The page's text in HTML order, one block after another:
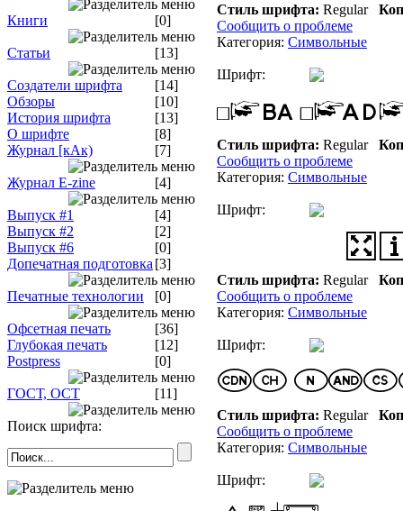
Книги [0]
Статьи [13]
Создатели шрифта
[14]
Обзоры
[10]
История шрифта
[13]
О шрифте
[8]
Журнал [кАк)
[7]
Журнал E-zine [4]
Выпуск #1
[4]
Выпуск #2
[2]
Выпуск #6
[0]
Допечатная подготовка [3]
Печатные технологии [0]
Офсетная печать
[36]
Глубокая печать
[12]
Postpress
[0]
ГОСТ, ОСТ [11]
Поиск шрифта:
Стиль шрифта: Regular
Сообщить о проблеме
Категория: Символьные
Шрифт:
Стиль шрифта: Regular
Сообщить о проблеме
Категория: Символьные
Шрифт:
Стиль шрифта: Regular
Сообщить о проблеме
Категория: Символьные
Шрифт:
Стиль шрифта: Regular
Сообщить о проблеме
Категория: Символьные
Шрифт: